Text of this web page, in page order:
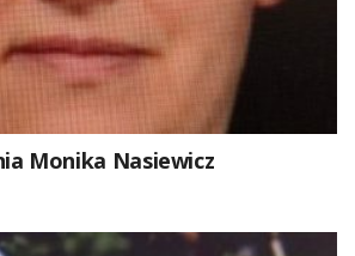
Monika Nasiewicz